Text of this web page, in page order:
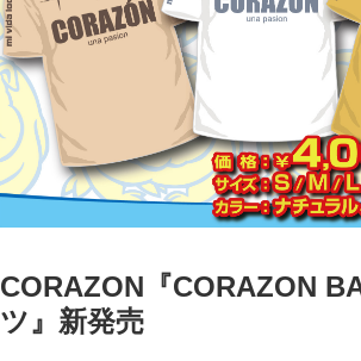
CORAZON『CORAZON
ツ』新発売